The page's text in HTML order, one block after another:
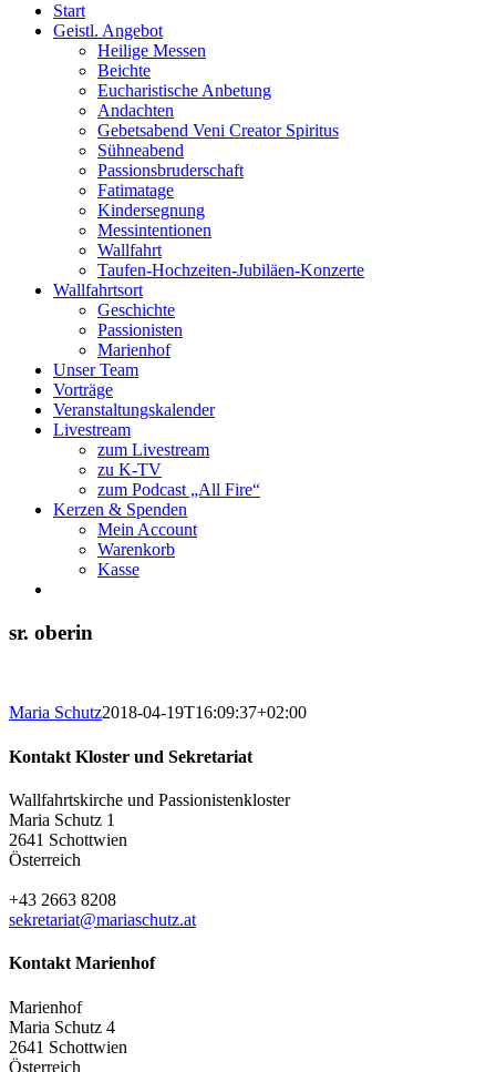
Start
Geistl. Angebot
Heilige Messen
Beichte
Eucharistische Anbetung
Andachten
Gebetsabend Veni Creator Spiritus
Sühneabend
Passionsbruderschaft
Fatimatage
Kindersegnung
Messintentionen
Wallfahrt
Taufen-Hochzeiten-Jubiläen-Konzerte
Wallfahrtsort
Geschichte
Passionisten
Marienhof
Unser Team
Vorträge
Veranstaltungskalender
Livestream
zum Livestream
zu K-TV
zum Podcast „All Fire“
Kerzen & Spenden
Mein Account
Warenkorb
Kasse
sr. oberin
Maria Schutz2018-04-19T16:09:37+02:00
Kontakt Kloster und Sekretariat
Wallfahrtskirche und Passionistenkloster
Maria Schutz 1
2641 Schottwien
Österreich
+43 2663 8208
sekretariat@mariaschutz.at
Kontakt Marienhof
Marienhof
Maria Schutz 4
2641 Schottwien
Österreich